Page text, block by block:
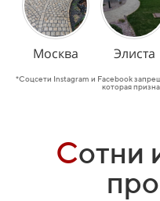
Москва Элиста
*Соцсети Instagram и Facebook
которая
Сотни